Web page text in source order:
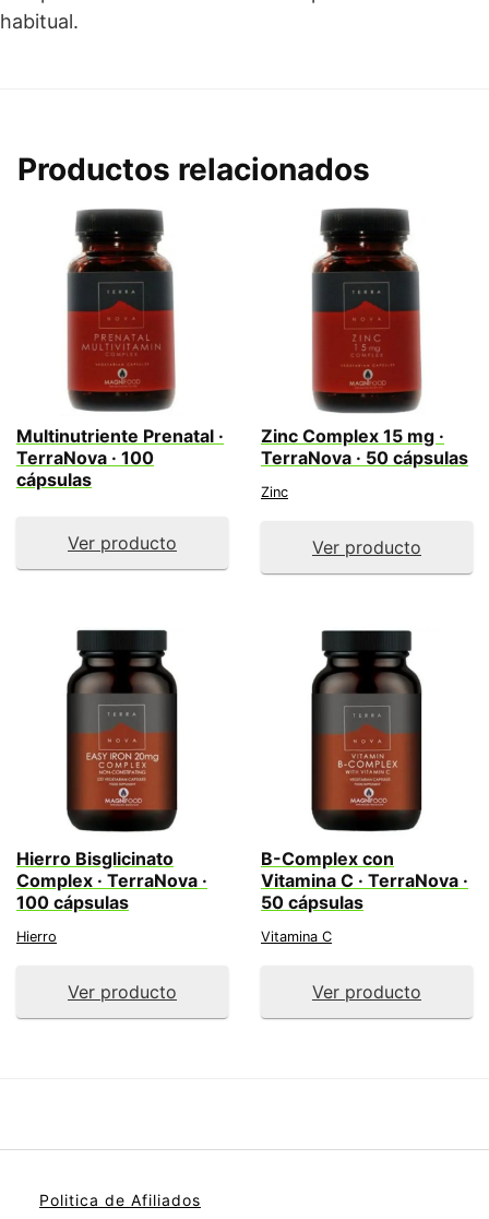
habitual.
Productos relacionados
Multinutriente Prenatal ·
TerraNova · 100
cápsulas
Ver producto
Zinc Complex 15 mg ·
TerraNova · 50 cápsulas
Zinc
Ver producto
Hierro Bisglicinato
Complex · TerraNova ·
100 cápsulas
Hierro
Ver producto
B-Complex con
Vitamina C · TerraNova ·
50 cápsulas
Vitamina C
Ver producto
Politica de Afiliados